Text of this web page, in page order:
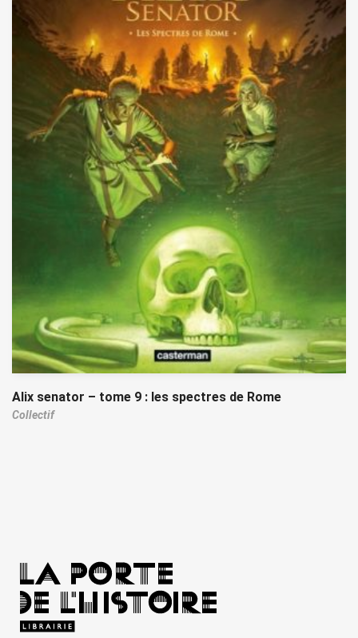
Alix senator – tome 9 : les spectres de Rome
Collectif